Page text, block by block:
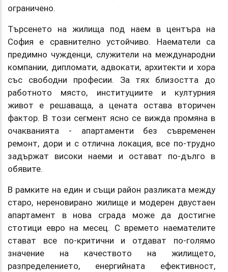
ограничено.
Търсенето на жилища под наем в центъра на
София е сравнително устойчиво. Наематели са
предимно чужденци, служители на международни
компании, дипломати, адвокати, архитекти и хора
със свободни професии. За тях близостта до
работното място, институциите и културния
живот е решаваща, а цената остава вторичен
фактор. B този сегмент ясно се вижда промяна в
очакванията - апартаменти без съвременен
ремонт, дори и с отлична локация, все по-трудно
задържат високи наеми и остават по-дълго в
обявите.
B рамките на един и същи район разликата между
старо, нереновирано жилище и модерен двустаен
апартамент в нова сграда може да достигне
стотици евро на месец. С времето наемателите
стават все по-критични и отдават по-голямо
значение на качеството на жилището,
разпределението, енергийната ефективност,